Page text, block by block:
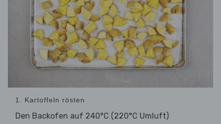
1. Kartoffeln rösten
Den Backofen auf 240°C (220°C Umluft)